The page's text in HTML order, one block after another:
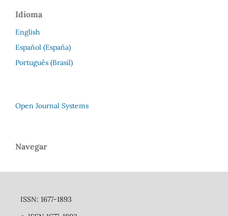
Idioma
English
Español (España)
Português (Brasil)
Open Journal Systems
Navegar
ISSN: 1677-1893